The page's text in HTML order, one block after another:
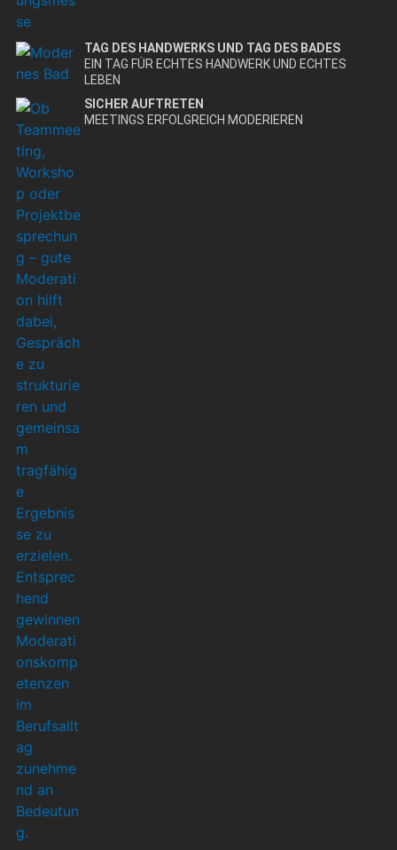
TAG DES HANDWERKS UND TAG DES BADES
EIN TAG FÜR ECHTES HANDWERK UND ECHTES
LEBEN
SICHER AUFTRETEN
MEETINGS ERFOLGREICH MODERIEREN